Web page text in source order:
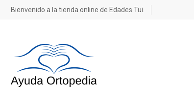
Bienvenido a la tienda online de Edades Tui.